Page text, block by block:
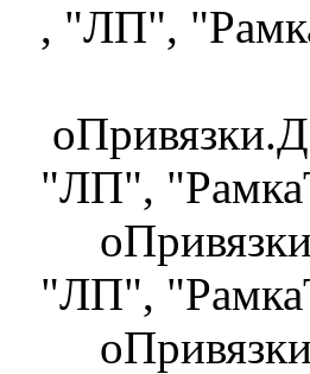
, "ЛП",
"ЛП",
"ЛП",